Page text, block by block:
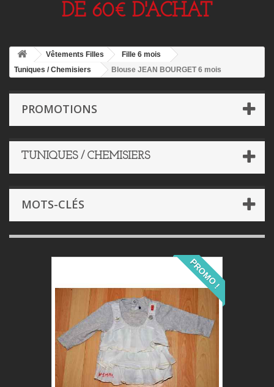
DE 60€ D'ACHAT
Vêtements Filles
Fille 6 mois
Tuniques / Chemisiers
Blouse JEAN BOURGET 6 mois
PROMOTIONS
TUNIQUES / CHEMISIERS
MOTS-CLÉS
PROMO !